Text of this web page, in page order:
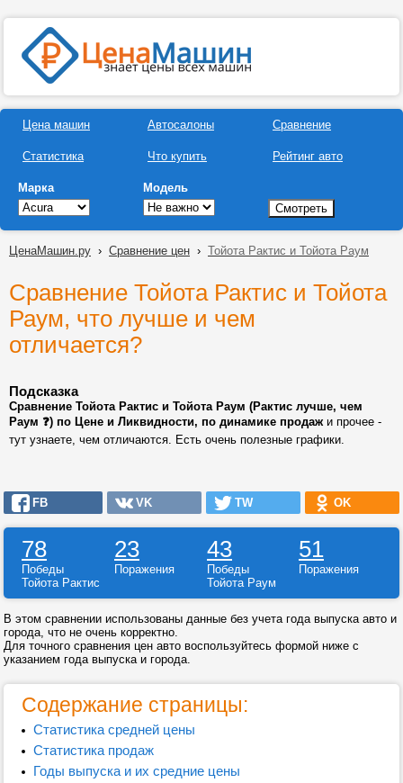
Цена машин
Статистика
Автосалоны
Что купить
Сравнение
Рейтинг авто
Марка Модель
ЦенаМашин.ру › Сравнение цен › Тойота Рактис и Тойота Раум
Сравнение Тойота Рактис и Тойота
Раум, что лучше и чем
отличается?
Подсказка
Сравнение Тойота Рактис и Тойота Раум (Рактис лучше, чем
Раум ❓) по Цене и Ликвидности, по динамике продажи прочее -
тут узнаете, чем отличаются. Есть очень полезные графики.
FB VK TW OK
78 23 43 51
Победы Поражения Победы
Поражения
Тойота Рактис
Тойота Раум
В этом сравнении использованы данные без учета года выпуска авто и
города, что не очень корректно.
Для точного сравнения цен авто воспользуйтесь формой ниже с
указанием года выпуска и города.
Содержание страницы:
Статистика средней цены
Статистика продаж
Годы выпуска и их средние цены